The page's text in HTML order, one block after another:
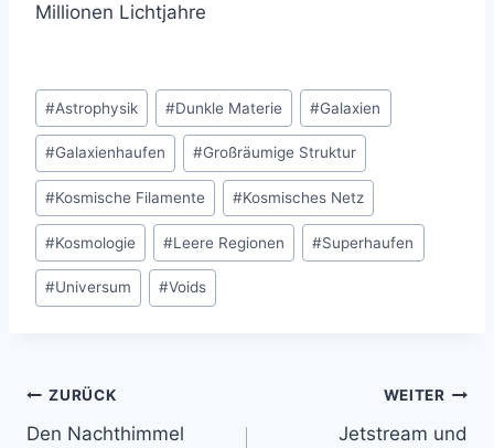
Millionen Lichtjahre
Schlagworte:
#Astrophysik #Dunkle Materie #Galaxien
#Galaxienhaufen #Großräumige Struktur
#Kosmische Filamente #Kosmisches Netz
#Kosmologie #Leere Regionen #Superhaufen
#Universum #Voids
Beitragsnavigation
ZURÜCK
Den Nachthimmel
WEITER
Jetstream und